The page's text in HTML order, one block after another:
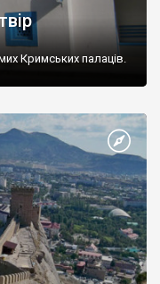
Кримських палаців.